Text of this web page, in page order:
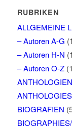
RUBRIKEN
ALLGEMEINE
– Autoren A-G
– Autoren H-N
– Autoren O-Z
BIOGRAFIEN